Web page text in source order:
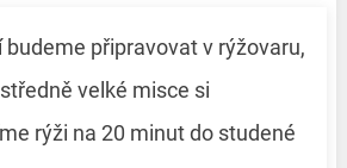
budeme připravovat v rýžovaru,
velké misce si
rýži na 20 minut do studené